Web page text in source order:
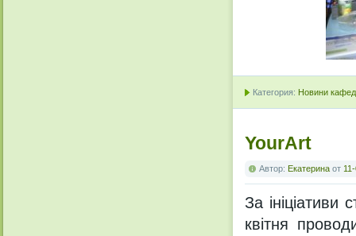
Категория: Новини
YourArt
Автор: Екатерина от
За ініціативи
квітня